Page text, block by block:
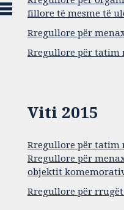
fillore të mesme të
Rregullore për
Rregullore për tatim
Viti 2015
Rregullore për tatim
Rregullore për
objektit
Rregullore për